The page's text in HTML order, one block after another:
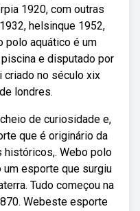
1920, com outras
helsinque 1952,
polo aquático é um
e disputado por
criado no século xix
londres.
de curiosidade e,
que é originário da
históricos,. Webo polo
esporte que surgiu
Tudo começou na
Webeste esporte